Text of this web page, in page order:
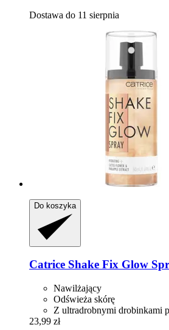
Dostawa do 11 sierpnia
Do koszyka
Catrice Shake Fix Glow
Nawilżający
Odświeża skórę
Z ultradrobnymi drobinkami
23,99 zł